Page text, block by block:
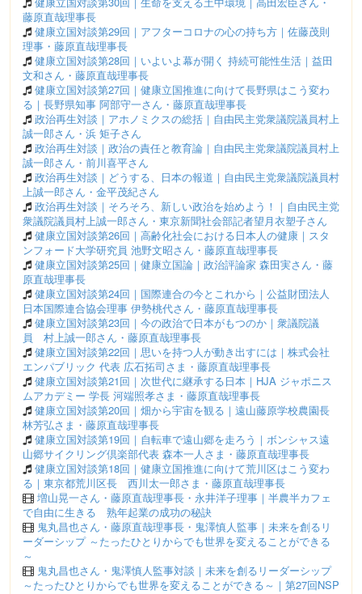
藤原直哉理事長
健康立国対談第29回｜アフターコロナの心の持ち方｜佐藤茂則
理事・藤原直哉理事長
健康立国対談第28回｜いよいよ幕が開く 持続可能性生活｜益田
文和さん・藤原直哉理事長
健康立国対談第27回｜健康立国推進に向けて長野県はこう変わ
る｜長野県知事 阿部守一さん・藤原直哉理事長
政治再生対談｜アホノミクスの総括｜自由民主党衆議院議員村上
誠一郎さん・浜 矩子さん
政治再生対談｜政治の責任と教育論｜自由民主党衆議院議員村上
誠一郎さん・前川喜平さん
政治再生対談｜どうする、日本の報道｜自由民主党衆議院議員村
上誠一郎さん・金平茂紀さん
政治再生対談｜そろそろ、新しい政治を始めよう！｜自由民主党
衆議院議員村上誠一郎さん・東京新聞社会部記者望月衣塑子さん
健康立国対談第26回｜高齢化社会における日本人の健康｜スタ
ンフォード大学研究員 池野文昭さん・藤原直哉理事長
健康立国対談第25回｜健康立国論｜政治評論家 森田実さん・藤
原直哉理事長
健康立国対談第24回｜国際連合の今とこれから｜公益財団法人
日本国際連合協会理事 伊勢桃代さん・藤原直哉理事長
健康立国対談第23回｜今の政治で日本がもつのか｜衆議院議
員 村上誠一郎さん・藤原直哉理事長
健康立国対談第22回｜思いを持つ人が動き出すには｜株式会社
エンパブリック 代表 広石拓司さま・藤原直哉理事長
健康立国対談第21回｜次世代に継承する日本｜HJA ジャポニス
ムアカデミー 学長 河端照孝さま・藤原直哉理事長
健康立国対談第20回｜畑から宇宙を観る｜遠山藤原学校農園長
林芳弘さま・藤原直哉理事長
健康立国対談第19回｜自転車で遠山郷を走ろう｜ボンシャス遠
山郷サイクリング倶楽部代表 森本一人さま・藤原直哉理事長
健康立国対談第18回｜健康立国推進に向けて荒川区はこう変わ
る｜東京都荒川区長 西川太一郎さま・藤原直哉理事長
増山晃一さん・藤原直哉理事長・永井洋子理事｜半農半カフェ
で自由に生きる 熟年起業の成功の秘訣
鬼丸昌也さん・藤原直哉理事長・鬼澤慎人監事｜未来を創るリ
ーダーシップ ～たったひとりからでも世界を変えることができる
～
鬼丸昌也さん・鬼澤慎人監事対談｜未来を創るリーダーシップ
～たったひとりからでも世界を変えることができる～｜第27回NSP